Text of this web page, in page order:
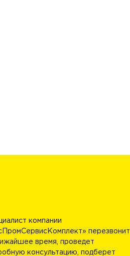
компании
перезвонит
время, проведет
консультацию, подберет